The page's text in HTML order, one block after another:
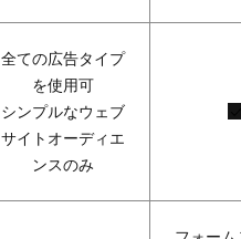
全ての広告タイプ
を使用可
シンプルなウェブ
サイトオーディエ
ンスのみ